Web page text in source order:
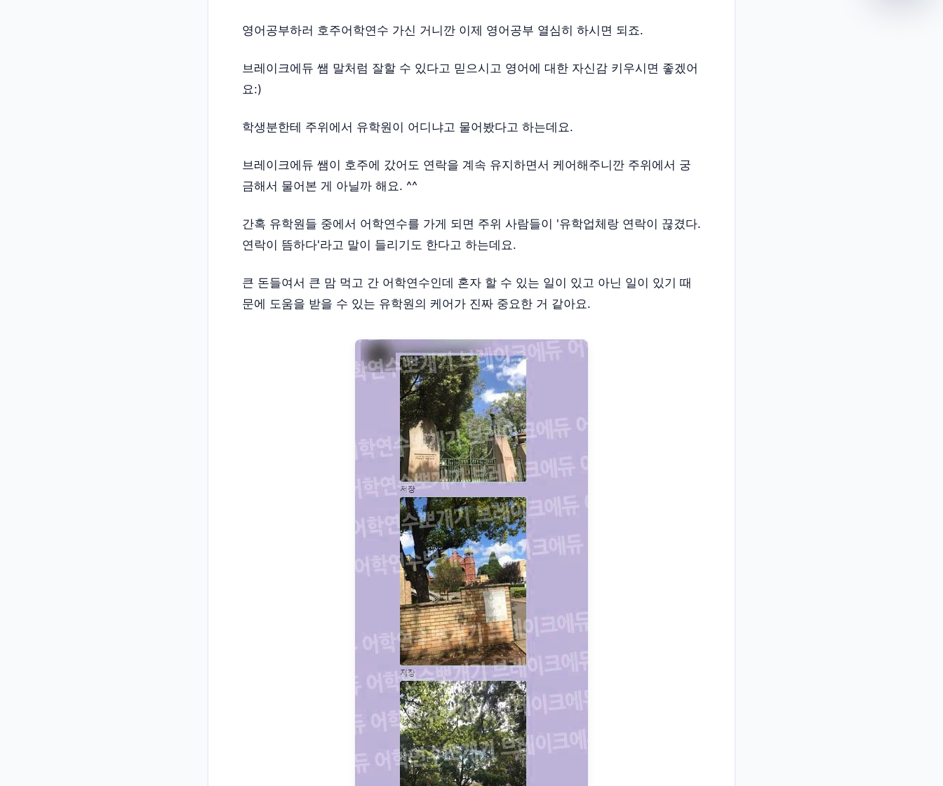
영어공부하러 호주어학연수 가신 거니깐 이제 영어공부 열심히 하시면 되죠.
브레이크에듀 쌤 말처럼 잘할 수 있다고 믿으시고 영어에 대한 자신감 키우시면 좋겠어
요:)
학생분한테 주위에서 유학원이 어디냐고 물어봤다고 하는데요.
브레이크에듀 쌤이 호주에 갔어도 연락을 계속 유지하면서 케어해주니깐 주위에서 궁
금해서 물어본 게 아닐까 해요. ^^
간혹 유학원들 중에서 어학연수를 가게 되면 주위 사람들이 '유학업체랑 연락이 끊겼다.
연락이 뜸하다'라고 말이 들리기도 한다고 하는데요.
큰 돈들여서 큰 맘 먹고 간 어학연수인데 혼자 할 수 있는 일이 있고 아닌 일이 있기 때
문에 도움을 받을 수 있는 유학원의 케어가 진짜 중요한 거 같아요.